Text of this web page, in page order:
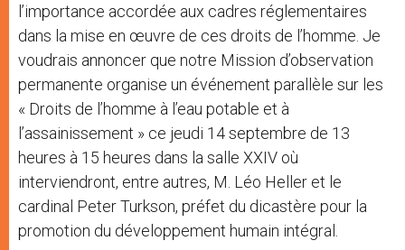
l’importance accordée aux cadres réglementaires
dans la mise en œuvre de ces droits de l’homme. Je
voudrais annoncer que notre Mission d’observation
permanente organise un événement parallèle sur les
« Droits de l’homme à l’eau potable et à
l’assainissement » ce jeudi 14 septembre de 13
heures à 15 heures dans la salle XXIV où
interviendront, entre autres, M. Léo Heller et le
cardinal Peter Turkson, préfet du dicastère pour la
promotion du développement humain intégral.